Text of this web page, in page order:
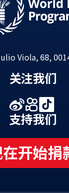
Viola, 68,
关注我们
支持我们
开始捐